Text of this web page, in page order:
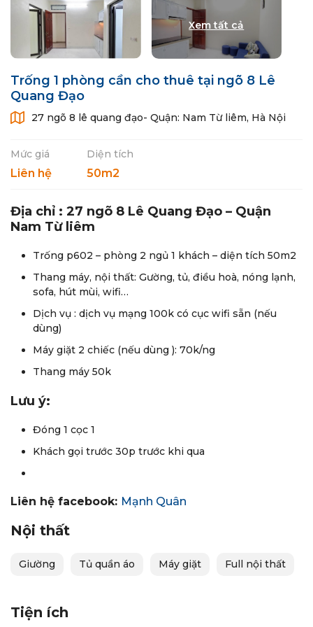
Trống 1 phòng cần cho thuê tại ngõ 8 Lê
Quang Đạo
27 ngõ 8 lê quang đạo- Quận: Nam Từ liêm, Hà Nội
Mức giá
Liên hệ
Diện tích
50m2
Địa chỉ : 27 ngõ 8 Lê Quang Đạo – Quận
Nam Từ liêm
Trống p602 – phòng 2 ngủ 1 khách – diện tích 50m2
Thang máy, nội thất: Gường, tủ, điều hoà, nóng lạnh,
sofa, hút mùi, wifi…
Dịch vụ : dịch vụ mạng 100k có cục wifi sẵn (nếu
dùng)
Máy giặt 2 chiếc (nếu dùng ): 70k/ng
Thang máy 50k
Lưu ý:
Đóng 1 cọc 1
Khách gọi trước 30p trước khi qua
Liên hệ facebook: Mạnh Quân
Nội thất
Giường Tủ quần áo Máy giặt Full nội thất
Tiện ích